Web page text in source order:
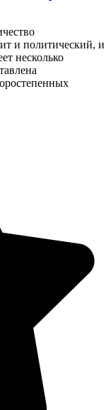
и политический, и
несколько